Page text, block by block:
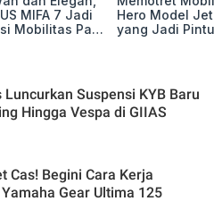
MIFA 7 Jadi
Mobilitas Para
Hero Model
yang Jadi Pintu
Suspensi KYB Baru
Hingga Vespa di GIIAS
Cas! Begini Cara Kerja
Gear Ultima 125